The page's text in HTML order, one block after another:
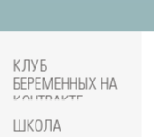
КЛУБ
БЕРЕМЕННЫХ НА
КОНТРАКТЕ
ШКОЛА